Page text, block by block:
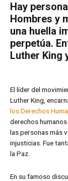
Hay
Hombres y
una huella
perpetúa.
Luther King
El líder del
Luther King,
los Derechos
derechos
las personas más
injusticias. Fue
la Paz.
En su famoso